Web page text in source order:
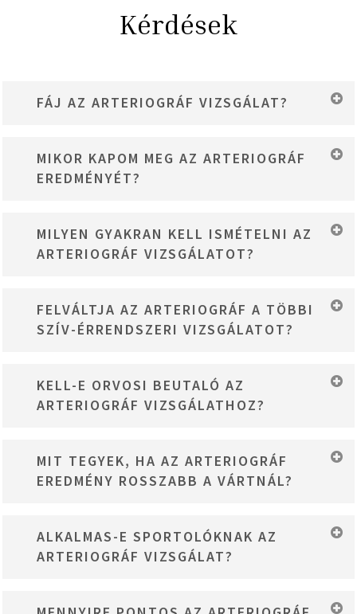
Kérdések
FÁJ AZ ARTERIOGRÁF VIZSGÁLAT?
vérnyomásméréshez hasonló érzés. Nincs szúrás, nincs
kontrasztanyag, nincs sugárterhelés.
MIKOR KAPOM MEG AZ ARTERIOGRÁF
EREDMÉNYÉT?
Dr. Győri-Dani Veronika longevity belgyógyásszal, majd egy írásos
összefoglalót is kapsz.
MILYEN GYAKRAN KELL ISMÉTELNI AZ
ARTERIOGRÁF VIZSGÁLATOT?
életmódváltozás után. Utána évi 1-2 alkalommal optimális a
követés longevity szemléletben.
FELVÁLTJA AZ ARTERIOGRÁF A TÖBBI
SZÍV-ÉRRENDSZERI VIZSGÁLATOT?
információt ad az érrendszer állapotáról, amit más vizsgálatok
(ultrahang, EKG, laborok) nem mutatnak meg. A teljes kép
KELL-E ORVOSI BEUTALÓ AZ
ARTERIOGRÁF VIZSGÁLATHOZ?
ForeverDerm LifeCenter-be. A vizsgálatot Dr. Győri-Dani Veronika
belgyógyász végzi és értelmezi.
MIT TEGYEK, HA AZ ARTERIOGRÁF
EREDMÉNY ROSSZABB A VÁRTNÁL?
változtatni: életmód-finomhangolás, célzott táplálékkiegészítő-
támogatás, majd visszamérés 3-6 hónap múlva. Nem gyógyszert
ALKALMAS-E SPORTOLÓKNAK AZ
ARTERIOGRÁF VIZSGÁLAT?